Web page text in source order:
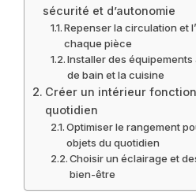
sécurité et d’autonomie
Repenser la circulation et
chaque pièce
Installer des
de bain et la cuisine
Créer un intérieur
quotidien
Optimiser le rangement
objets du quotidien
Choisir un éclairage et
bien-être